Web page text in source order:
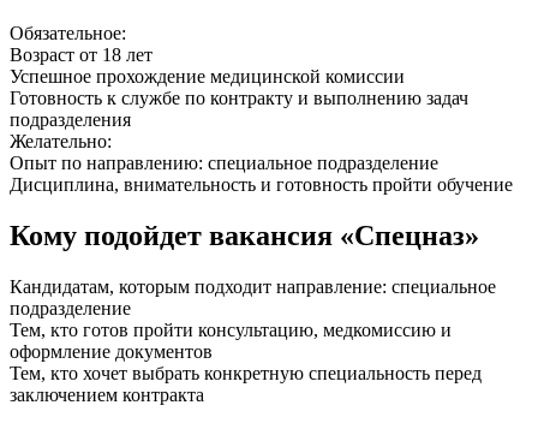
Обязательное:
Возраст от 18 лет
Успешное прохождение медицинской комиссии
Готовность к службе по контракту и выполнению задач
подразделения
Желательно:
Опыт по направлению: специальное подразделение
Дисциплина, внимательность и готовность пройти обучение
Кому подойдет вакансия «Спецназ»
Кандидатам, которым подходит направление: специальное
подразделение
Тем, кто готов пройти консультацию, медкомиссию и
оформление документов
Тем, кто хочет выбрать конкретную специальность перед
заключением контракта